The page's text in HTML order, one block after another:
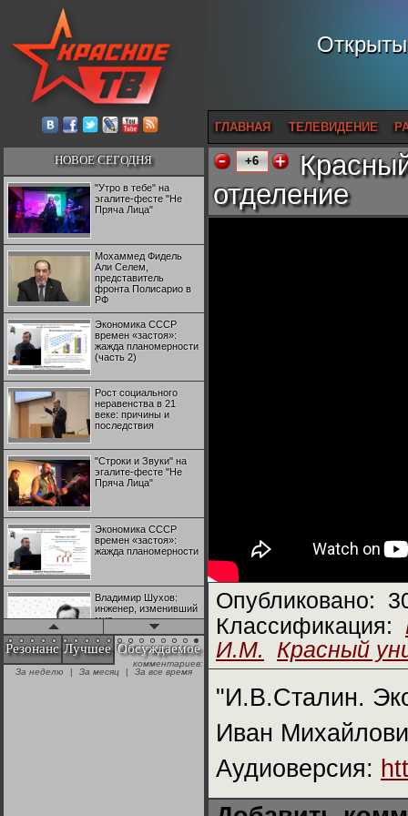
ГЛАВНАЯ ТЕЛЕВИДЕНИЕ
НОВОЕ СЕГОДНЯ
"Утро в тебе" на
эгалите-фесте "Не
Пряча Лица"
Мохаммед Фидель
Али Селем,
представитель
фронта Полисарио в
РФ
Экономика СССР
времен «застоя»:
жажда планомерности
(часть 2)
Рост социального
неравенства в 21
веке: причины и
последствия
"Строки и Звуки" на
эгалите-фесте "Не
Пряча Лица"
Экономика СССР
времен «застоя»:
жажда планомерности
Владимир Шухов:
инженер, изменивший
мир
"Аркадий Коц" на
эгалите-фесте "Не
Резонанс Лучшее Обсуждаемое
комментариев:
За неделю
| За месяц | За все время
+6
отделение
Опубликовано:
Классификация:
И.М.
Красный
"И.В.Сталин.
Иван
Аудиоверсия: